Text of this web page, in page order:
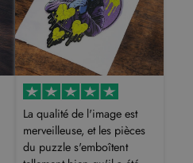
La qualité de l'image est
merveilleuse, et les pièces
du puzzle s'emboîtent